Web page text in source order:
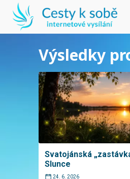
Výsledky
Svatojánská
Slunce
24. 6. 2026